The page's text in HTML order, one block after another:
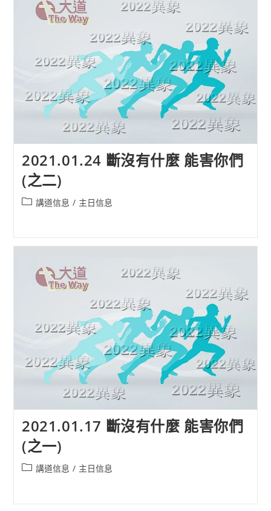
2021.01.24 斷沒有什麼 能害你們
(之二)
Post講道信息 / 主日信息
2021.01.17 斷沒有什麼 能害你們
(之一)
Post講道信息 / 主日信息